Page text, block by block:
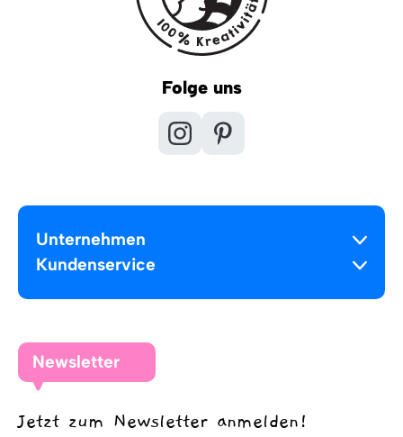
Folge uns
Unternehmen
Kundenservice
Newsletter
Jetzt zum Newsletter anmelden!